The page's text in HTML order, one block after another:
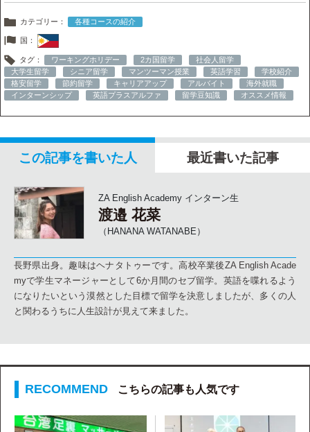
カテゴリー： 各種コースの紹介
国：
タグ： ワーキングホリデー 2カ国留学
社会人留学
大学生留学
シニア留学 マンツーマン授業 英語学習
学校紹介
格安留学
節約留学 キャリアアップ アルバイト
海外就職
インターンシップ
英語プラスアルファ 留学豆知識 オススメ情報
この記事を書いた人 最近書いた記事
ZA English Academy インターン生
渡邉 花菜
（HANANA WATANABE）
長野県出身。趣味はヘナタトゥーです。高校卒業後ZA English Acade
myで学生マネージャーとして6か月間のセブ留学。英語を喋れるよう
になりたいという漠然とした目標で留学を決意しましたが、多くの人
と関わるうちに人生設計が見えて来ました。
こちらの記事も人気です